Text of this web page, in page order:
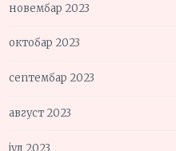
новембар 2023
октобар 2023
септембар 2023
август 2023
јул 2023